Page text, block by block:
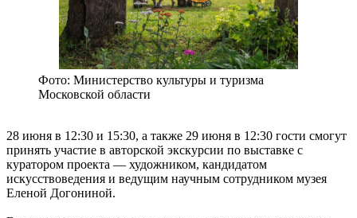
Фото: Министерство культуры и туризма
Московской области
28 июня в 12:30 и 15:30, а также 29 июня в 12:30 гости смогут
принять участие в авторской экскурсии по выставке с
куратором проекта — художником, кандидатом
искусствоведения и ведущим научным сотрудником музея
Еленой Догониной.